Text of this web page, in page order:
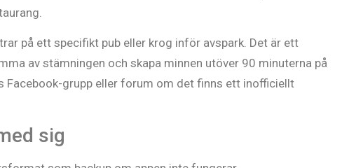
på ett specifikt pub eller krog inför avspark. Det är ett
av stämningen och skapa minnen utöver 90 minuterna på
Facebook-grupp eller forum om det finns ett inofficiellt
sig